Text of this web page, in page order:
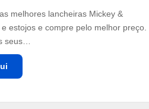
melhores lancheiras Mickey &
estojos e compre pelo melhor preço.
seus…